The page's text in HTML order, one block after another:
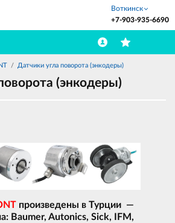
Воткинск
+7-903-935-6690
Датчики угла поворота (энкодеры)
(энкодеры)
произведены в Турции —
Baumer, Autonics, Sick, IFM,